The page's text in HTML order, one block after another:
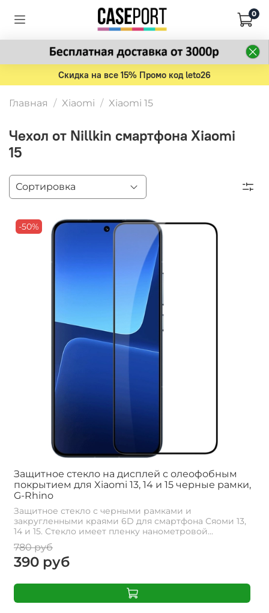
0
Скидка на все 15% Промо код leto26
Главная Xiaomi Xiaomi 15
Чехол от Nillkin смартфона Xiaomi
15
-50%
Защитное стекло на дисплей с олеофобным
покрытием для Xiaomi 13, 14 и 15 черные рамки,
G-Rhino
Защитное стекло с черными рамками и
закругленными краями 6D для смартфона Сяоми 13,
14 и 15. Стекло имеет пленку нанометровой...
780 руб
390 руб